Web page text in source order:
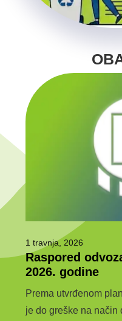
1 travnja, 2026
Raspored
2026. godine
Prema utvrđenom
je do greške na način